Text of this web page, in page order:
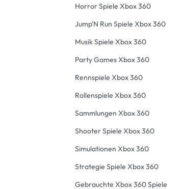
Horror Spiele Xbox 360
Jump'N Run Spiele Xbox 360
Musik Spiele Xbox 360
Party Games Xbox 360
Rennspiele Xbox 360
Rollenspiele Xbox 360
Sammlungen Xbox 360
Shooter Spiele Xbox 360
Simulationen Xbox 360
Strategie Spiele Xbox 360
Gebrauchte Xbox 360 Spiele